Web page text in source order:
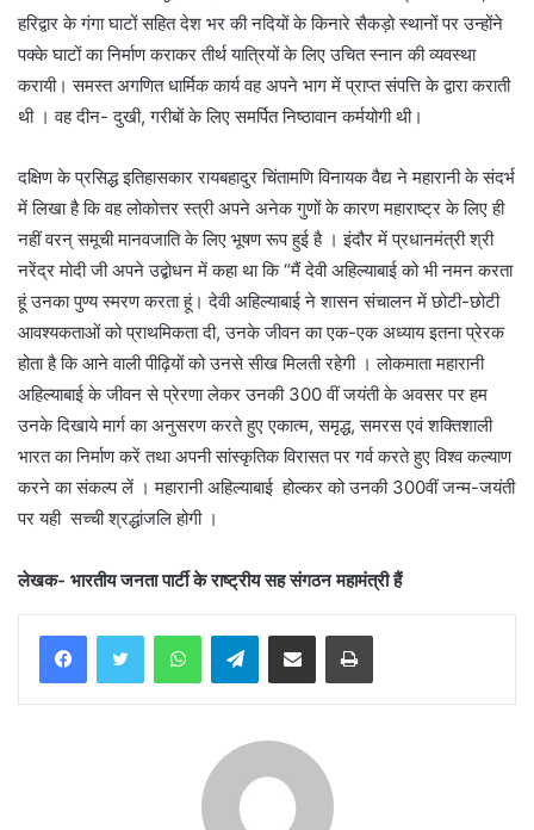
हरिद्वार के गंगा घाटों सहित देश भर की नदियों के किनारे सैकड़ो स्थानों पर उन्होंने
पक्के घाटों का निर्माण कराकर तीर्थ यात्रियों के लिए उचित स्नान की व्यवस्था
करायी। समस्त अगणित धार्मिक कार्य वह अपने भाग में प्राप्त संपत्ति के द्वारा कराती
थी । वह दीन- दुखी, गरीबों के लिए समर्पित निष्ठावान कर्मयोगी थी।
दक्षिण के प्रसिद्ध इतिहासकार रायबहादुर चिंतामणि विनायक वैद्य ने महारानी के संदर्भ
में लिखा है कि वह लोकोत्तर स्त्री अपने अनेक गुणों के कारण महाराष्ट्र के लिए ही
नहीं वरन् समूची मानवजाति के लिए भूषण रूप हुई है । इंदौर में प्रधानमंत्री श्री
नरेंद्र मोदी जी अपने उद्बोधन में कहा था कि “मैं देवी अहिल्याबाई को भी नमन करता
हूं उनका पुण्य स्मरण करता हूं। देवी अहिल्याबाई ने शासन संचालन में छोटी-छोटी
आवश्यकताओं को प्राथमिकता दी, उनके जीवन का एक-एक अध्याय इतना प्रेरक
होता है कि आने वाली पीढ़ियों को उनसे सीख मिलती रहेगी । लोकमाता महारानी
अहिल्याबाई के जीवन से प्रेरणा लेकर उनकी 300 वीं जयंती के अवसर पर हम
उनके दिखाये मार्ग का अनुसरण करते हुए एकात्म, समृद्ध, समरस एवं शक्तिशाली
भारत का निर्माण करें तथा अपनी सांस्कृतिक विरासत पर गर्व करते हुए विश्व कल्याण
करने का संकल्प लें । महारानी अहिल्याबाई होल्कर को उनकी 300वीं जन्म-जयंती
पर यही सच्ची श्रद्धांजलि होगी ।
लेखक- भारतीय जनता पार्टी के राष्ट्रीय सह संगठन महामंत्री हैं
WhatsAppTelegramShare via Email Print